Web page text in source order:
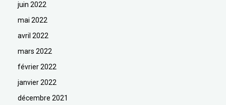
juin 2022
mai 2022
avril 2022
mars 2022
février 2022
janvier 2022
décembre 2021